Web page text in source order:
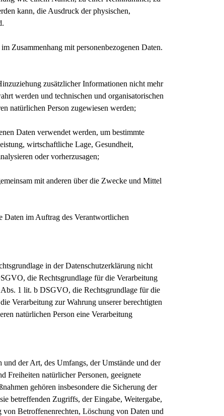
kann, die Ausdruck der physischen,
Zusammenhang mit personenbezogenen Daten.
zusätzlicher Informationen nicht mehr
werden und technischen und organisatorischen
natürlichen Person zugewiesen werden;
Daten verwendet werden, um bestimmte
wirtschaftliche Lage, Gesundheit,
oder vorherzusagen;
mit anderen über die Zwecke und Mittel
Daten im Auftrag des Verantwortlichen
in der Datenschutzerklärung nicht
die Rechtsgrundlage für die Verarbeitung
1 lit. b DSGVO, die Rechtsgrundlage für die
Verarbeitung zur Wahrung unserer berechtigten
natürlichen Person eine Verarbeitung
der Art, des Umfangs, der Umstände und der
Freiheiten natürlicher Personen, geeignete
gehören insbesondere die Sicherung der
betreffenden Zugriffs, der Eingabe, Weitergabe,
Betroffenenrechten, Löschung von Daten und